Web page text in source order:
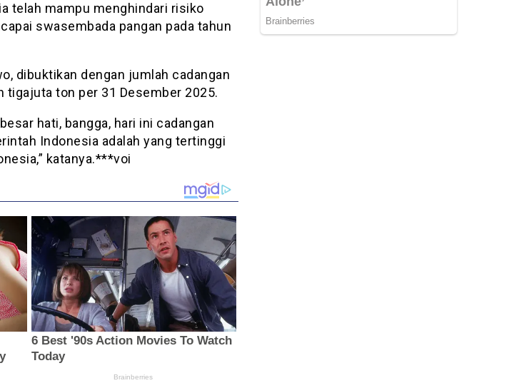
telah mampu menghindari risiko
swasembada pangan pada tahun
dibuktikan dengan jumlah cadangan
tigajuta ton per 31 Desember 2025.
hati, bangga, hari ini cadangan
Indonesia adalah yang tertinggi
katanya.***voi